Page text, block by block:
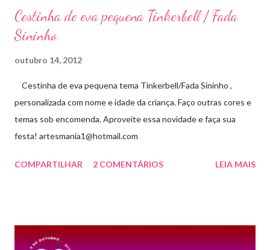
Cestinha de eva pequena Tinkerbell / Fada
Sininho
outubro 14, 2012
Cestinha de eva pequena tema Tinkerbell/Fada Sininho ,
personalizada com nome e idade da criança. Faço outras cores e
temas sob encomenda. Aproveite essa novidade e faça sua
festa! artesmania1@hotmail.com
COMPARTILHAR 2 COMENTÁRIOS LEIA MAIS